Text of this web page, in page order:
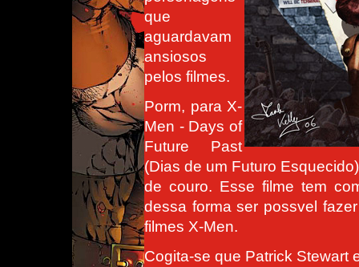
que
aguardavam
ansiosos
pelos filmes.
Porm, para X-
Men - Days of
Future Past
(Dias de um Futuro
de couro. Esse filme tem
dessa forma ser possvel
filmes X-Men.
Cogita-se que Patrick Stewart